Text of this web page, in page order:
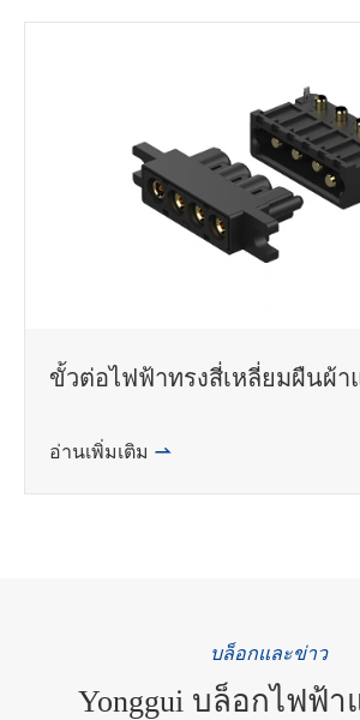
ขั้วต่อไฟฟ้าทรงสี่เหลี่ยมผืนผ้า
อ่านเพิ่มเติม 
บล็อกและข่าว
Yonggui บล็อกไฟฟ้า